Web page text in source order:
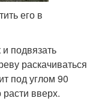
его в
подвязать
раскачиваться
под углом 90
вверх.